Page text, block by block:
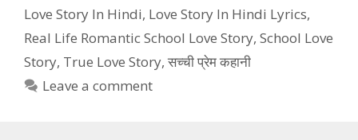
Love Story In Hindi, Love Story In Hindi Lyrics,
Real Life Romantic School Love Story, School Love
Story, True Love Story, सच्ची प्रेम कहानी
Leave a comment